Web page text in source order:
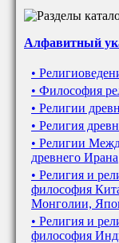
Алфавитный
•
• Философия
• Религии
• Религия
• Религии
древнего Ирана
• Религия и
философия
Монголии,
• Религия и
философия